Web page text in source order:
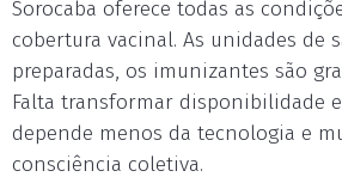
Sorocaba oferece todas as
cobertura vacinal. As unidades de
preparadas, os imunizantes são
Falta transformar disponibilidade
depende menos da tecnologia e
consciência coletiva.